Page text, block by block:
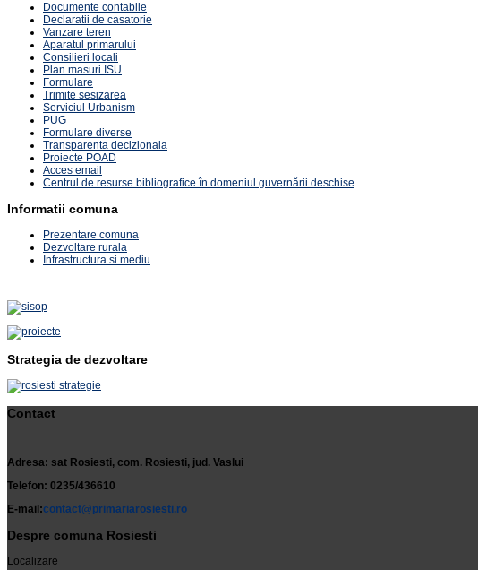
Documente contabile
Declaratii de casatorie
Vanzare teren
Aparatul primarului
Consilieri locali
Plan masuri ISU
Formulare
Trimite sesizarea
Serviciul Urbanism
PUG
Formulare diverse
Transparenta decizionala
Proiecte POAD
Acces email
Centrul de resurse bibliografice în domeniul guvernării deschise
Informatii comuna
Prezentare comuna
Dezvoltare rurala
Infrastructura si mediu
Strategia de dezvoltare
Contact
Adresa: sat Rosiesti, com. Rosiesti, jud. Vaslui
Telefon: 0235/436610
E-mail:contact@primariarosiesti.ro
Despre comuna Rosiesti
Localizare